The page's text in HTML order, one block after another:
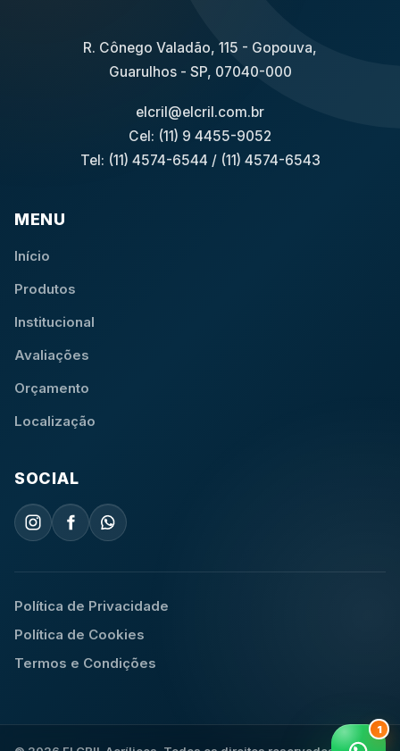
R. Cônego Valadão, 115 - Gopouva,
Guarulhos - SP, 07040-000
elcril@elcril.com.br
Cel: (11) 9 4455-9052
Tel: (11) 4574-6544 / (11) 4574-6543
MENU
Início
Produtos
Institucional
Avaliações
Orçamento
Localização
SOCIAL
Política de Privacidade
Política de Cookies
Termos e Condições
1